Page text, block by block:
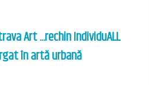
Art ...rechin IndividuALL
în artă urbană